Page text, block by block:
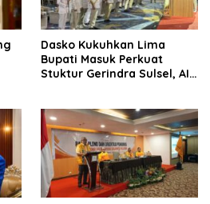
Dasko Kukuhkan Lima
Bupati Masuk Perkuat
Stuktur Gerindra Sulsel, AIA